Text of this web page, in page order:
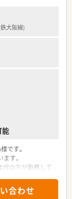
大阪線)
能
です。
す。
代の方が勤務して
合わせ